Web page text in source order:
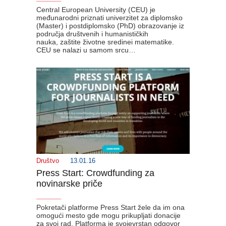
Central European University (CEU) je
međunarodni priznati univerzitet za diplomsko
(Master) i postdiplomsko (PhD) obrazovanje iz
područja društvenih i humanističkih
nauka, zaštite životne sredinei matematike.
CEU se nalazi u samom srcu…
Društvo 13.01.16
Press Start: Crowdfunding za
novinarske priče
Pokretači platforme Press Start žele da im ona
omogući mesto gde mogu prikupljati donacije
za svoj rad. Platforma je svojevrstan odgovor